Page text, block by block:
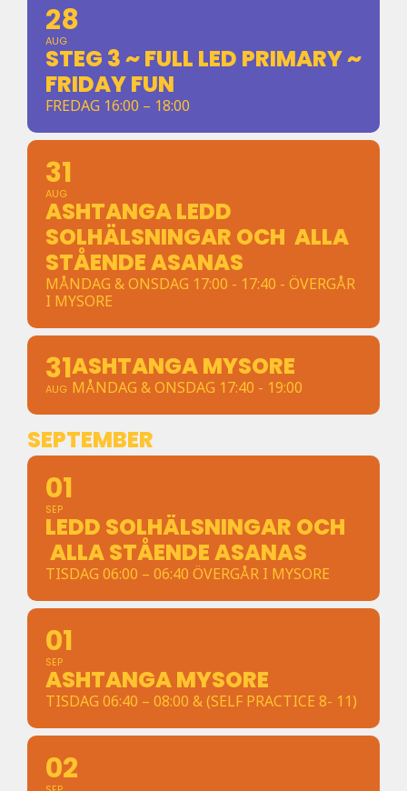
28
AUG
STEG 3 ~ FULL LED PRIMARY ~
FRIDAY FUN
FREDAG 16:00 – 18:00
31
AUG
ASHTANGA LEDD
SOLHÄLSNINGAR OCH ALLA
STÅENDE ASANAS
MÅNDAG & ONSDAG 17:00 - 17:40 - ÖVERGÅR
I MYSORE
31
AUG
ASHTANGA MYSORE
MÅNDAG & ONSDAG 17:40 - 19:00
SEPTEMBER
01
SEP
LEDD SOLHÄLSNINGAR OCH
ALLA STÅENDE ASANAS
TISDAG 06:00 – 06:40 ÖVERGÅR I MYSORE
01
SEP
ASHTANGA MYSORE
TISDAG 06:40 – 08:00 & (SELF PRACTICE 8- 11)
02